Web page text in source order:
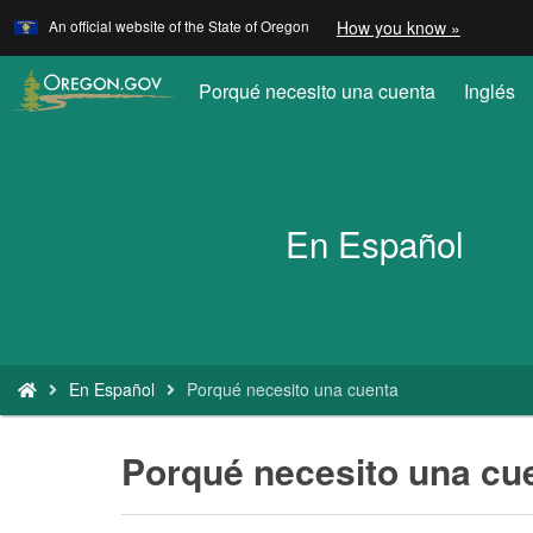
Skip
to
main
content
An official website of the State of Oregon How you know »
identify
Porqué necesito una cuenta Inglés
En Español
are
here:
En Español Porqué necesito una cuenta
Porqué necesito una